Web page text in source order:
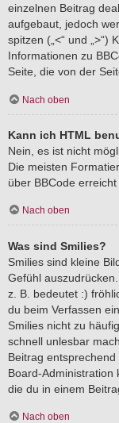
einzelnen Beitrag
aufgebaut, jedoch
spitzen („<“ und „>“)
Informationen zu
Seite, die von der
Nach oben
Kann ich HTML
Nein, es ist nicht
Die meisten
über BBCode erreicht
Nach oben
Was sind Smilies?
Smilies sind kleine
Gefühl
z. B. bedeutet :)
du beim Verfassen
Smilies nicht zu
schnell unlesbar
Beitrag
Board-Administration
die du in einem
Nach oben